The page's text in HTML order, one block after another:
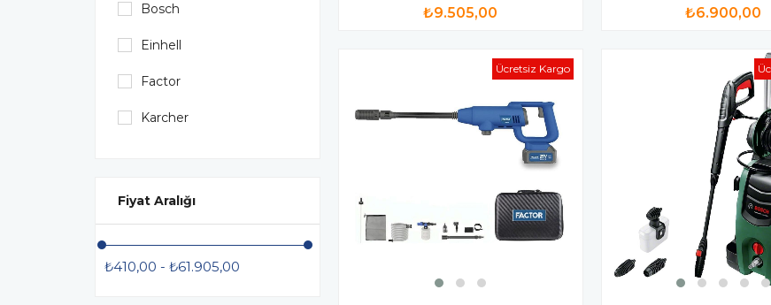
Bosch
Einhell
Factor
Karcher
Tanımsız
Fiyat Aralığı
₺410,00 - ₺61.905,00
₺9.505,00 ₺6.900,00
Ücretsiz Kargo